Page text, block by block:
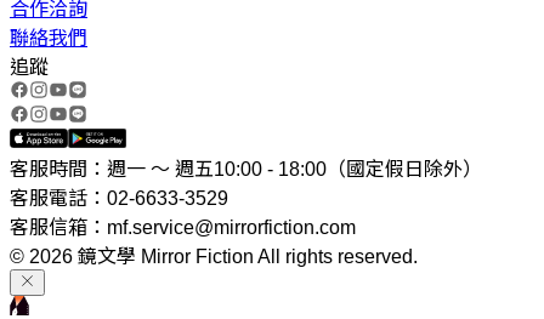
合作洽詢
聯絡我們
追蹤
客服時間：週一 ～ 週五10:00 - 18:00（國定假日除外）
客服電話：02-6633-3529
客服信箱：mf.service@mirrorfiction.com
© 2026 鏡文學 Mirror Fiction All rights reserved.